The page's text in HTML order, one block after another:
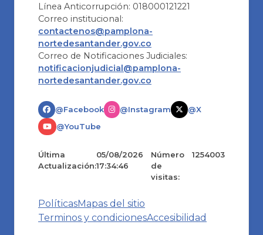
Línea Anticorrupción: 018000121221
Correo institucional:
contactenos@pamplona-
nortedesantander.gov.co
Correo de Notificaciones Judiciales:
notificacionjudicial@pamplona-
nortedesantander.gov.co
@Facebook @Instagram
@X
@YouTube
Última
Actualización:
05/08/2026
17:34:46
Número
de
visitas:
1254003
PolíticasMapas del sitio
Terminos y condicionesAccesibilidad